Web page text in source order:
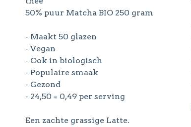
50% puur Matcha BIO 250 gram
- Maakt 50 glazen
- Vegan
- Ook in biologisch
- Populaire smaak
- Gezond
- 24,50 = 0,49 per serving
Een zachte grassige Latte.